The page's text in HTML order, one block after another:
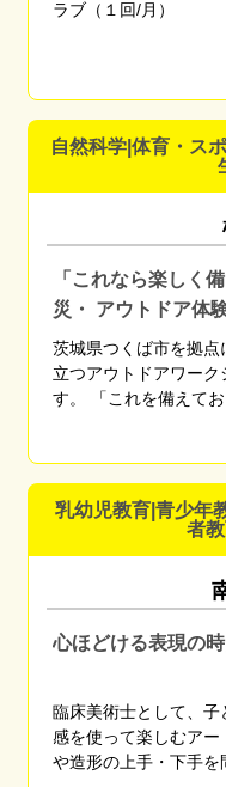
ラブ（１回/月）
自然科学|体育・ス
「これなら楽しく
災・ アウトドア体
茨城県つくば市を拠
立つアウトドアワーク
す。 「これを備えて
く、「自分に最適な
ています。 「これな
方だと思ったけど盲
乳幼児教育|青少年
者
心ほどける表現の
臨床美術士として、
感を使って楽しむア
や造形の上手・下手